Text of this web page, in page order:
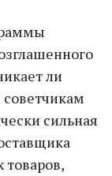
ли
сильная
товаров,